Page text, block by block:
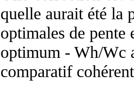
quelle aurait été la
optimales de
optimum - Wh/Wc
comparatif